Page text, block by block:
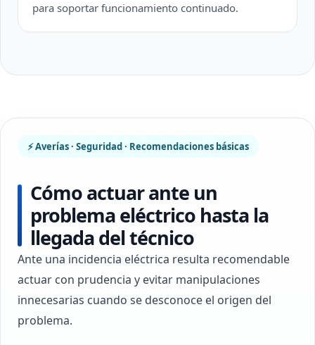
para soportar funcionamiento continuado.
⚡ Averías · Seguridad · Recomendaciones básicas
Cómo actuar ante un
problema eléctrico hasta la
llegada del técnico
Ante una incidencia eléctrica resulta recomendable
actuar con prudencia y evitar manipulaciones
innecesarias cuando se desconoce el origen del
problema.